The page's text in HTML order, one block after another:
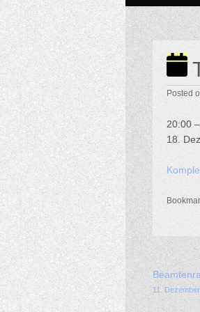
Posted
TA
I°
20:00 –
18.
Post
11.